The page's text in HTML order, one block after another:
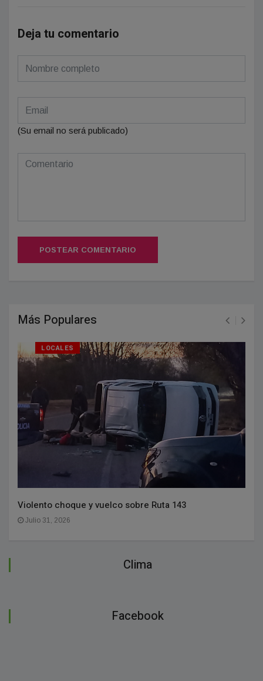
Deja tu comentario
(Su email no será publicado)
POSTEAR COMENTARIO
Más Populares
LOCALES
Violento choque y vuelco sobre Ruta 143
Julio 31, 2026
Clima
Facebook